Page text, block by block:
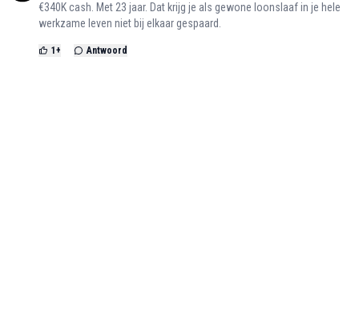
€340K cash. Met 23 jaar. Dat krijg je als gewone loonslaaf in je hele
werkzame leven niet bij elkaar gespaard.
1 + Antwoord